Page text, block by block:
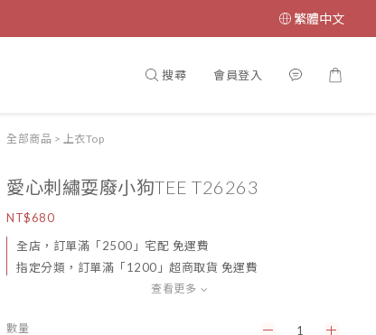
繁體中文
搜尋 會員登入
全部商品 > 上衣Top
愛心刺繡耍廢小狗TEE T26263
NT$680
全店，訂單滿「2500」宅配 免運費
指定分類，訂單滿「1200」超商取貨 免運費
查看更多
數量